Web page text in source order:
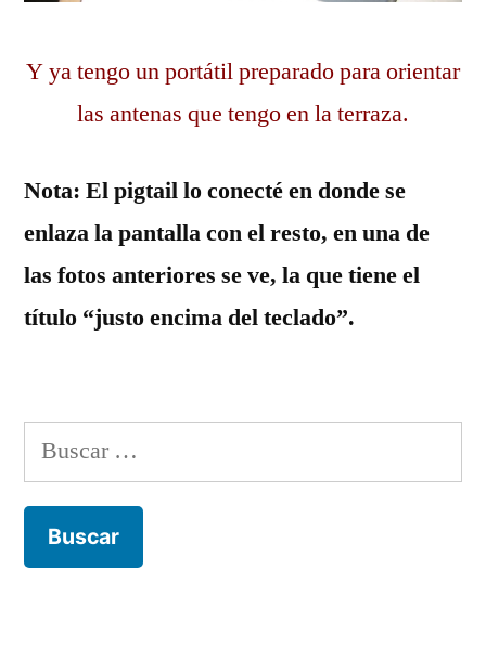
Y ya tengo un portátil preparado para orientar
las antenas que tengo en la terraza.
Nota: El pigtail lo conecté en donde se
enlaza la pantalla con el resto, en una de
las fotos anteriores se ve, la que tiene el
título “justo encima del teclado”.
Buscar: